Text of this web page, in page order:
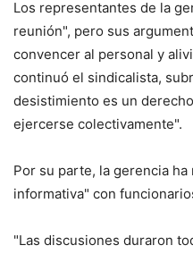
Los representantes de la
reunión", pero sus
convencer al personal y
continuó el sindicalista,
desistimiento es un
ejercerse colectivamente".
Por su parte, la gerencia
informativa" con
"Las discusiones duraron